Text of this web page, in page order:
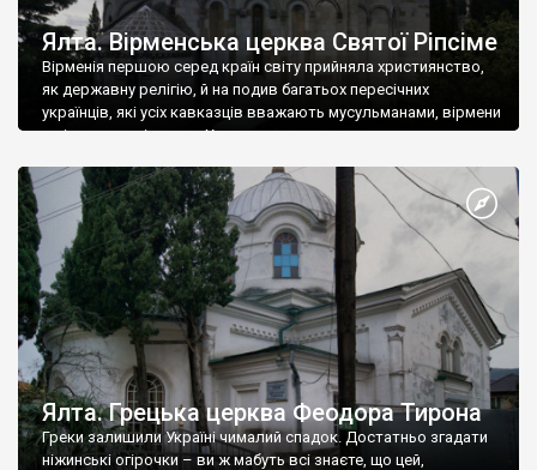
Ялта. Вірменська церква Святої Ріпсіме
Вірменія першою серед країн світу прийняла християнство,
як державну релігію, й на подив багатьох пересічних
українців, які усіх кавказців вважають мусульманами, вірмени
є відданими вірянами Христа
Ялта. Грецька церква Феодора Тирона
Греки залишили Україні чималий спадок. Достатньо згадати
ніжинські огірочки – ви ж мабуть всі знаєте, що цей,